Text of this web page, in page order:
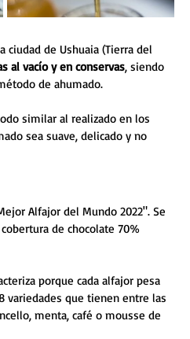
ciudad de Ushuaia (Tierra del
al vacío y en conservas, siendo
de ahumado.
similar al realizado en los
sea suave, delicado y no
Alfajor del Mundo 2022". Se
de chocolate 70%
porque cada alfajor pesa
variedades que tienen entre las
menta, café o mousse de